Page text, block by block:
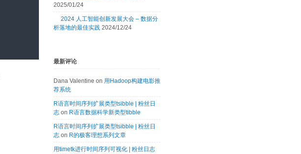
2025/01/24
2024 人工智能创新发展大会 – 数据分
析落地的最佳实践 2024/12/24
最新评论
Dana Valentine on 用Hadoop构建电影推
荐系统
R语言时间序列扩展类型tsibble | 粉丝日
志 on R语言数据科学新类型tibble
R语言时间序列扩展类型tsibble | 粉丝日
志 on R的极客理想系列文章
用timetk进行时间序列可视化 | 粉丝日志